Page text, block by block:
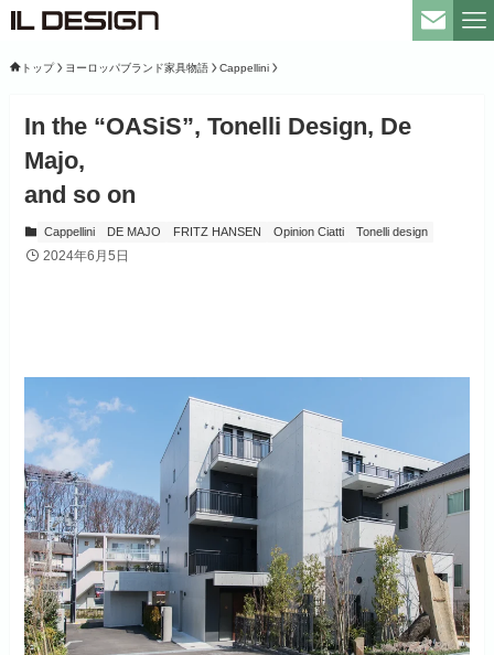
トップ ヨーロッパブランド家具物語 Cappellini
In the “OASiS”, Tonelli Design, De
Majo,
and so on
Cappellini DE MAJO FRITZ HANSEN Opinion Ciatti Tonelli design
2024年6月5日